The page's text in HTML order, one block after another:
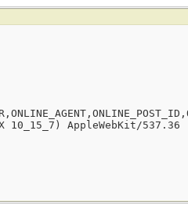
AppleWebKit/537.36